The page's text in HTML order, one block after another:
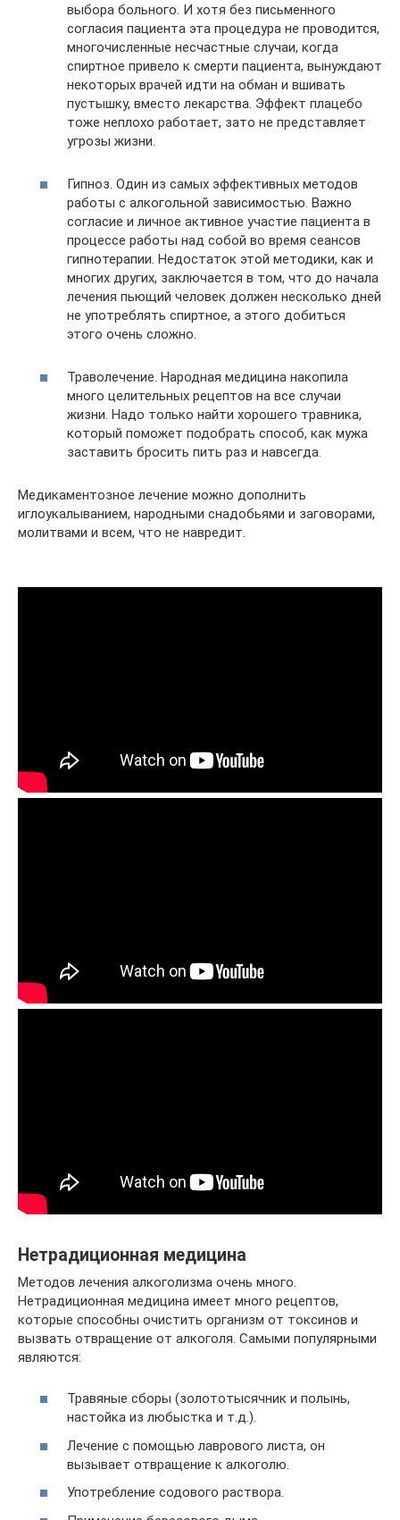
выбора больного. И хотя без письменного
согласия пациента эта процедура не проводится,
многочисленные несчастные случаи, когда
спиртное привело к смерти пациента, вынуждают
некоторых врачей идти на обман и вшивать
пустышку, вместо лекарства. Эффект плацебо
тоже неплохо работает, зато не представляет
угрозы жизни.
Гипноз. Один из самых эффективных методов
работы с алкогольной зависимостью. Важно
согласие и личное активное участие пациента в
процессе работы над собой во время сеансов
гипнотерапии. Недостаток этой методики, как и
многих других, заключается в том, что до начала
лечения пьющий человек должен несколько дней
не употреблять спиртное, а этого добиться
этого очень сложно.
Траволечение. Народная медицина накопила
много целительных рецептов на все случаи
жизни. Надо только найти хорошего травника,
который поможет подобрать способ, как мужа
заставить бросить пить раз и навсегда.
Медикаментозное лечение можно дополнить
иглоукалыванием, народными снадобьями и заговорами,
молитвами и всем, что не навредит.
Нетрадиционная медицина
Методов лечения алкоголизма очень много.
Нетрадиционная медицина имеет много рецептов,
которые способны очистить организм от токсинов и
вызвать отвращение от алкоголя. Самыми популярными
являются:
Травяные сборы (золототысячник и полынь,
настойка из любыстка и т.д.).
Лечение с помощью лаврового листа, он
вызывает отвращение к алкоголю.
Употребление содового раствора.